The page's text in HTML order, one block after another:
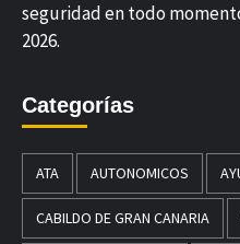
seguridad en todo
2026.
Categorías
ATA AUTONOMICOS
CABILDO DE GRAN CANARIA